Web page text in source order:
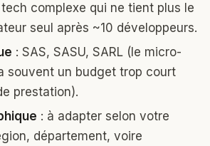
complexe qui ne tient plus le
seul après ~10 développeurs.
: SAS, SASU, SARL (le micro-
souvent un budget trop court
prestation).
: à adapter selon votre
département, voire